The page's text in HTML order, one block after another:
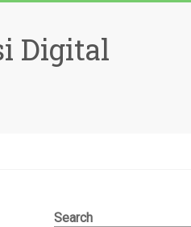
Digital
Search